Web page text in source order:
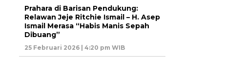
Prahara di Barisan Pendukung:
Relawan Jeje Ritchie Ismail – H. Asep
Ismail Merasa “Habis Manis Sepah
Dibuang”
25 Februari 2026 | 4:20 pm WIB